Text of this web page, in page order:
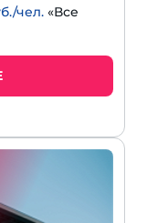
чел. «Все